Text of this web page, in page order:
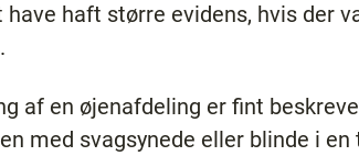
haft større evidens, hvis der
af en øjenafdeling er fint
med svagsynede eller blinde i